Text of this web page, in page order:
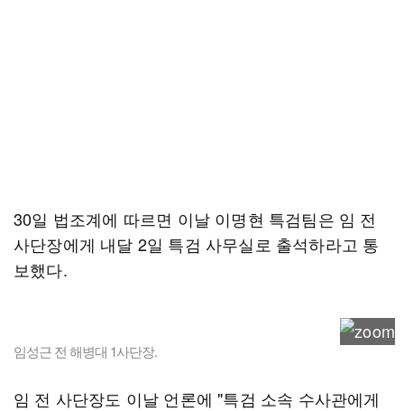
30일 법조계에 따르면 이날 이명현 특검팀은 임 전
사단장에게 내달 2일 특검 사무실로 출석하라고 통
보했다.
임성근 전 해병대 1사단장.
임 전 사단장도 이날 언론에 "특검 소속 수사관에게